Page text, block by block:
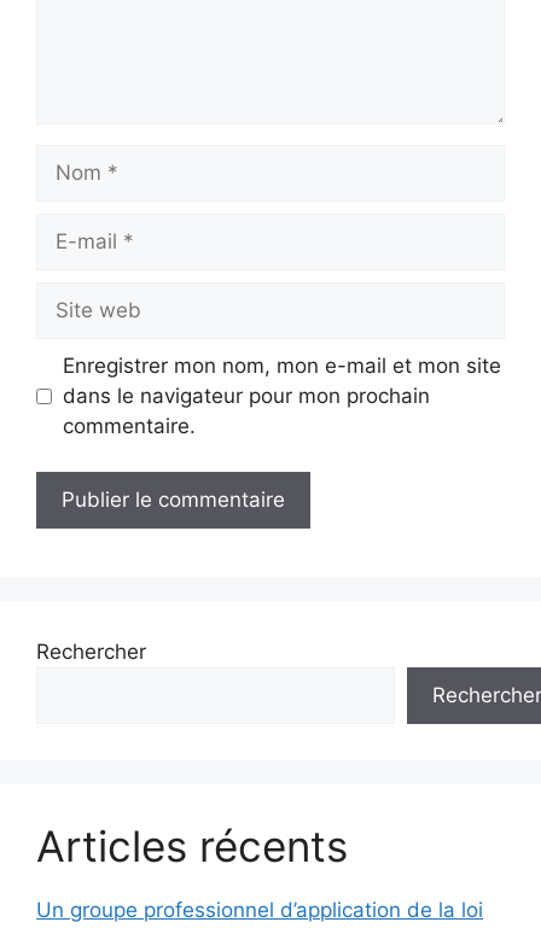
mail
web
Enregistrer mon nom, mon e-mail et mon site
dans le navigateur pour mon prochain
commentaire.
Rechercher
Rechercher
Articles récents
Un groupe professionnel d’application de la loi